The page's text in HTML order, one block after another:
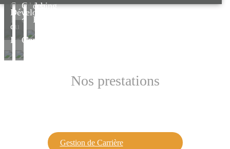
Coaching
Executive
Coaching
d'Equipe
de
Poste
Développement
du
Leadership
Codéveloppement
Nos prestations
Gestion de Carrière